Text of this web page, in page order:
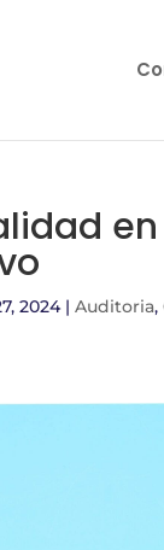
2024|Auditoria,